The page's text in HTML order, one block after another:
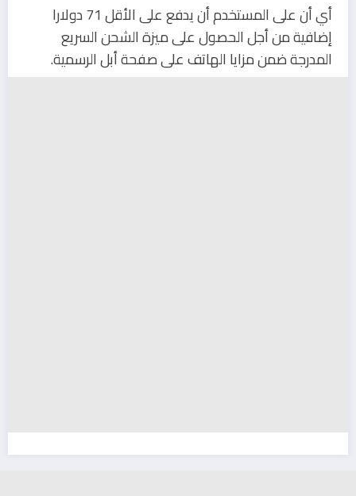
أي أن على المستخدم أن يدفع على الأقل 71 دولارا
إضافية من أجل الحصول على ميزة الشحن السريع
المدرجة ضمن مزايا الهاتف على صفحة أبل الرسمية.